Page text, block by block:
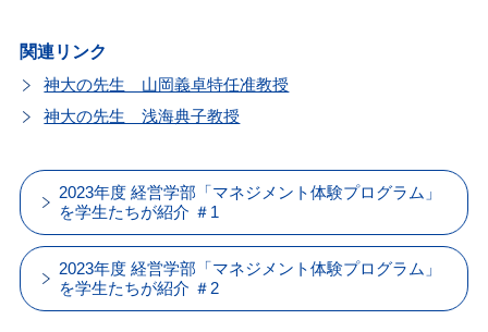
関連リンク
神大の先生 山岡義卓特任准教授
神大の先生 浅海典子教授
2023年度 経営学部「マネジメント体験プログラム」
を学生たちが紹介 ＃1
2023年度 経営学部「マネジメント体験プログラム」
を学生たちが紹介 ＃2